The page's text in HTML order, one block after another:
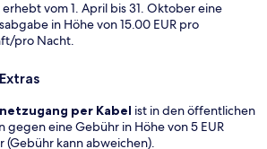
vom 1. April bis 31. Oktober eine
in Höhe von 15.00 EUR pro
pro Nacht.
per Kabel ist in den öffentlichen
gegen eine Gebühr in Höhe von 5 EUR
(Gebühr kann abweichen).